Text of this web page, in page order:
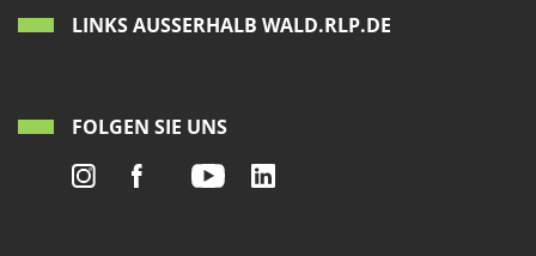
LINKS AUSSERHALB WALD.RLP.DE
FOLGEN SIE UNS